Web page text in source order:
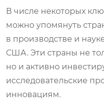
В числе некоторых
можно упомянуть
в производстве и
США. Эти страны не
но и активно
исследовательские
инновациям.